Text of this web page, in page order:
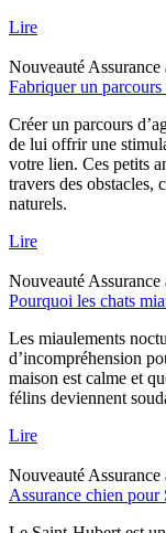
Lire
Nouveauté Assurance
Fabriquer un
Créer un parcours
de lui offrir une
votre lien. Ces petits
travers des obstacles,
naturels.
Lire
Nouveauté Assurance
Pourquoi les chats
Les miaulements
d’incompréhension
maison est calme et
félins deviennent
Lire
Nouveauté Assurance
Assurance chien pour